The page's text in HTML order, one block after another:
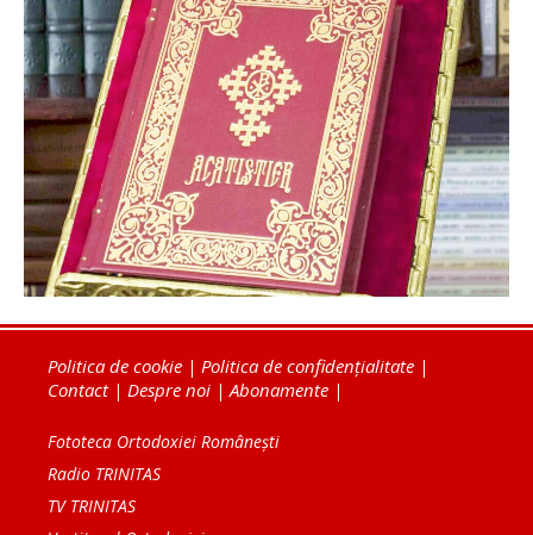
Politica de cookie | Politica de confidențialitate |
Contact| Despre noi | Abonamente |
Fototeca Ortodoxiei Românești
Radio TRINITAS
TV TRINITAS